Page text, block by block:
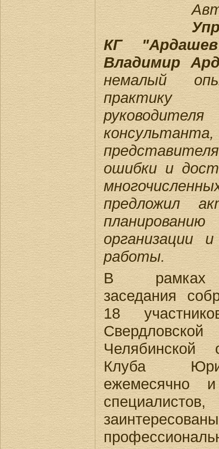
КГ
Владимир
немалый
практику
ошибки и
предложил
организации
работы.
В
заседания
18
Челябинской
Клуба
ежемесячно